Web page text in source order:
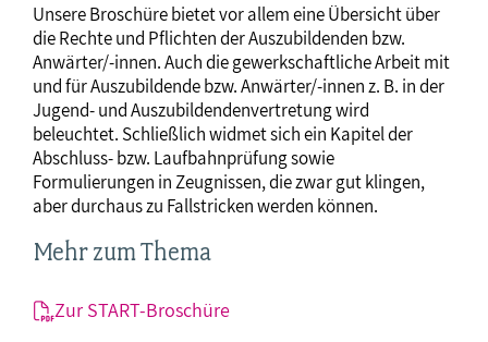
Unsere Broschüre bietet vor allem eine Übersicht über
die Rechte und Pflichten der Auszubildenden bzw.
Anwärter/-innen. Auch die gewerkschaftliche Arbeit mit
und für Auszubildende bzw. Anwärter/-innen z. B. in der
Jugend- und Auszubildendenvertretung wird
beleuchtet. Schließlich widmet sich ein Kapitel der
Abschluss- bzw. Laufbahnprüfung sowie
Formulierungen in Zeugnissen, die zwar gut klingen,
aber durchaus zu Fallstricken werden können.
Mehr zum Thema
Zur START-Broschüre